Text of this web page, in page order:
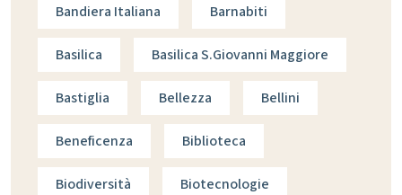
Bandiera Italiana Barnabiti
Basilica Basilica S.giovanni Maggiore
Bastiglia Bellezza Bellini
Beneficenza Biblioteca
Biodiversità Biotecnologie